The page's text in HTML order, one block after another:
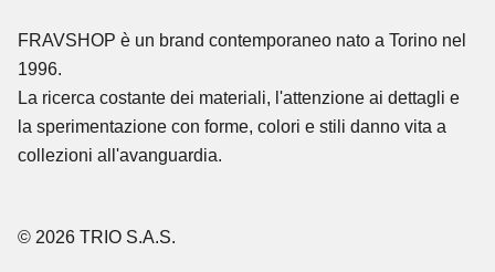
FRAVSHOP è un brand contemporaneo nato a Torino nel
1996.
La ricerca costante dei materiali, l'attenzione ai dettagli e
la sperimentazione con forme, colori e stili danno vita a
collezioni all'avanguardia.
© 2026 TRIO S.A.S.